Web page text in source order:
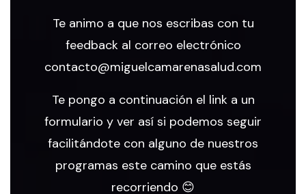
Te animo a que nos escribas con tu
feedback al correo electrónico
contacto@miguelcamarenasalud.com
Te pongo a continuación el link a un
formulario y ver así si podemos seguir
facilitándote con alguno de nuestros
programas este camino que estás
recorriendo 😊